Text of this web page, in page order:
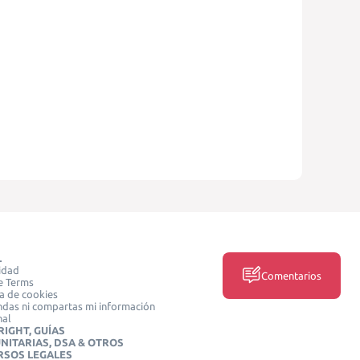
Terms
de cookies
ni compartas mi información
GUÍAS
DSA & OTROS
LEGALES
Comentarios